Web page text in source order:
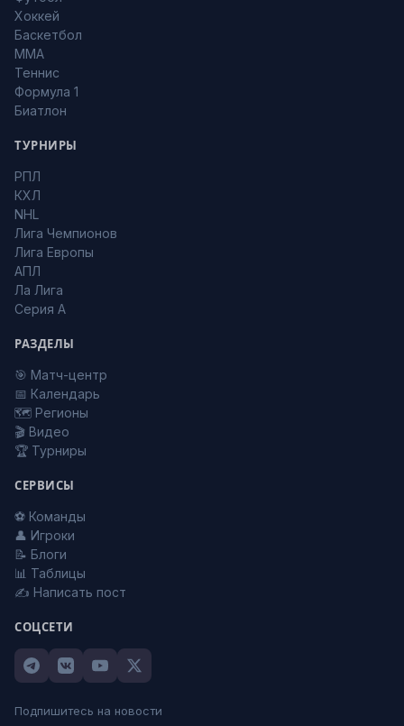
Хоккей
Баскетбол
MMA
Теннис
Формула 1
Биатлон
ТУРНИРЫ
РПЛ
КХЛ
NHL
Лига Чемпионов
Лига Европы
АПЛ
Ла Лига
Серия А
РАЗДЕЛЫ
🎯 Матч-центр
📅 Календарь
🗺️ Регионы
🎬 Видео
🏆 Турниры
СЕРВИСЫ
⚽ Команды
👤 Игроки
📝 Блоги
📊 Таблицы
✍️ Написать пост
СОЦСЕТИ
Подпишитесь на новости